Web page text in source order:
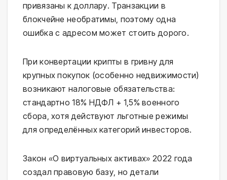
привязаны к доллару. Транзакции в
блокчейне необратимы, поэтому одна
ошибка с адресом может стоить дорого.
При конвертации крипты в гривну для
крупных покупок (особенно недвижимости)
возникают налоговые обязательства:
стандартно 18% НДФЛ + 1,5% военного
сбора, хотя действуют льготные режимы
для определённых категорий инвесторов.
Закон «О виртуальных активах» 2022 года
создал правовую базу, но детали